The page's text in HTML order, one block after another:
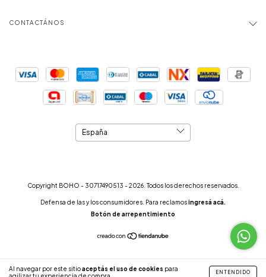
Al navegar por este sitioaceptás el uso de cookies para
ENTENDIDO
CONTACTÁNOS
Copyright BOHO - 30717490513 - 2026. Todos los derechos reservados.
Defensa de las y los consumidores. Para reclamosingresá acá.
Botón de arrepentimiento